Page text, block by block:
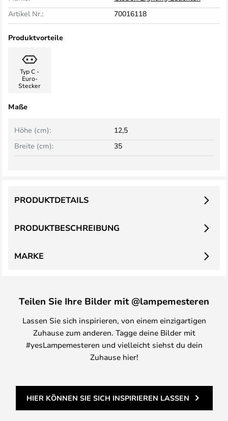
Artikel Nr.:
70016118
Produktvorteile
Typ C -
Euro-
Stecker
Maße
Breite (cm): 35
Höhe (cm): 12,5
PRODUKTBESCHREIBUNG
PRODUKTDETAILS
MARKE
Teilen Sie Ihre Bilder mit @lampemesteren
Lassen Sie sich inspirieren, von einem einzigartigen
Zuhause zum anderen. Tagge deine Bilder mit
#yesLampemesteren und vielleicht siehst du dein
Zuhause hier!
HIER KÖNNEN SIE SICH INSPIRIEREN LASSEN